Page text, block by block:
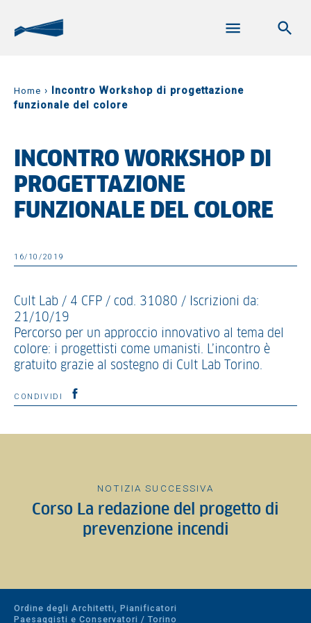
Home ›
Incontro Workshop di progettazione
funzionale del colore
INCONTRO WORKSHOP DI
PROGETTAZIONE
FUNZIONALE DEL COLORE
16/10/2019
Cult Lab / 4 CFP / cod. 31080 / Iscrizioni da:
21/10/19
Percorso per un approccio innovativo al tema del
colore: i progettisti come umanisti. L’incontro è
gratuito grazie al sostegno di Cult Lab Torino.
CONDIVIDI
NOTIZIA SUCCESSIVA
Corso La redazione del progetto di
prevenzione incendi
Ordine degli Architetti, Pianificatori
Paesaggisti e Conservatori / Torino